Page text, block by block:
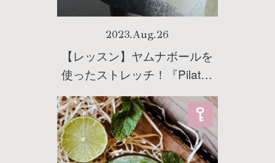
2023.Aug.26
【レッスン】ヤムナボールを
使ったストレッチ！『Pilates
Green(ピラティスグリーン)池
袋店』インストラクターMoa
さんによる”脂肪燃焼”ストレッ
チ